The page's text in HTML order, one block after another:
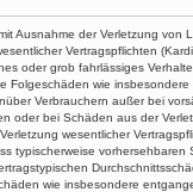
Ausnahme der Verletzung von
Vertragspflichten
oder grob fahrlässiges
Folgeschäden wie insbesondere
Verbrauchern außer bei
oder bei Schäden aus der
wesentlicher
typischerweise
wie insbesondere